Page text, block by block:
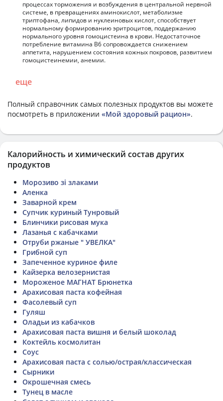
процессах торможения и возбуждения в центральной нервной
системе, в превращениях аминокислот, метаболизме
триптофана, липидов и нуклеиновых кислот, способствует
нормальному формированию эритроцитов, поддержанию
нормального уровня гомоцистеина в крови. Недостаточное
потребление витамина В6 сопровождается снижением
аппетита, нарушением состояния кожных покровов, развитием
гомоцистеинемии, анемии.
еще
Полный справочник самых полезных продуктов вы можете
посмотреть в приложении «Мой здоровый рацион».
Калорийность и химический состав других
продуктов
Морозиво зі злаками
Аленка
Заварной крем
Супчик куриный Тунровый
Блинчики рисовая мука
Лазанья с кабачками
Отруби ржаные " УВЕЛКА"
Грибной суп
Запеченное куриное филе
Кайзерка велозернистая
Мороженое МАГНАТ Брюнетка
Арахисовая паста кофейная
Фасолевый суп
Гуляш
Оладьи из кабачков
Арахисовая паста вишня и белый шоколад
Коктейль космолитан
Соус
Арахисовая паста с солью/острая/классическая
Сырники
Окрошечная смесь
Тунец в масле